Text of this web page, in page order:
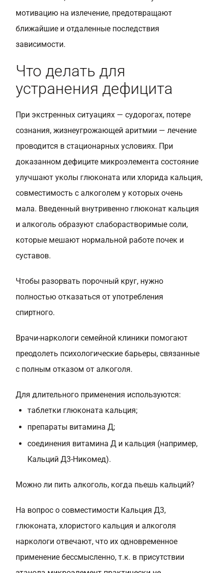
мотивацию на излечение, предотвращают
ближайшие и отдаленные последствия
зависимости.
Что делать для
устранения дефицита
При экстренных ситуациях — судорогах, потере
сознания, жизнеугрожающей аритмии — лечение
проводится в стационарных условиях. При
доказанном дефиците микроэлемента состояние
улучшают уколы глюконата или хлорида кальция,
совместимость с алкоголем у которых очень
мала. Введенный внутривенно глюконат кальция
и алкоголь образуют слаборастворимые соли,
которые мешают нормальной работе почек и
суставов.
Чтобы разорвать порочный круг, нужно
полностью отказаться от употребления
спиртного.
Врачи-наркологи семейной клиники помогают
преодолеть психологические барьеры, связанные
с полным отказом от алкоголя.
Для длительного применения используются:
таблетки глюконата кальция;
препараты витамина Д;
соединения витамина Д и кальция (например,
Кальций Д3-Никомед).
Можно ли пить алкоголь, когда пьешь кальций?
На вопрос о совместимости Кальция Д3,
глюконата, хлористого кальция и алкоголя
наркологи отвечают, что их одновременное
применение бессмысленно, т.к. в присутствии